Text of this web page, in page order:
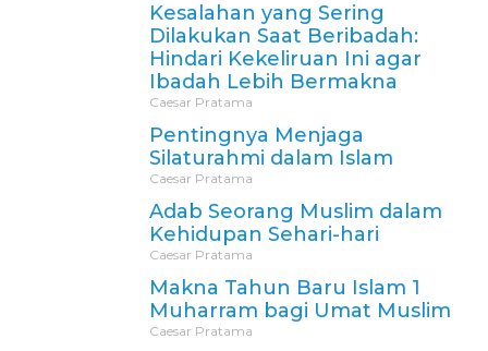
Kesalahan yang Sering
Dilakukan Saat Beribadah:
Hindari Kekeliruan Ini agar
Ibadah Lebih Bermakna
Caesar Pratama
Pentingnya Menjaga
Silaturahmi dalam Islam
Caesar Pratama
Adab Seorang Muslim dalam
Kehidupan Sehari-hari
Caesar Pratama
Makna Tahun Baru Islam 1
Muharram bagi Umat Muslim
Caesar Pratama